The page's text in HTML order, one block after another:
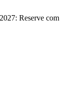
Reserve com